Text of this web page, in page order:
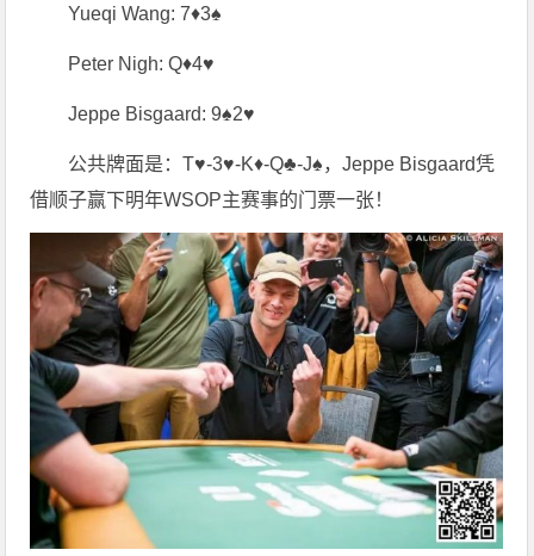
Yueqi Wang: 7♦3♠
Peter Nigh: Q♦4♥
Jeppe Bisgaard: 9♠2♥
公共牌面是：T♥-3♥-K♦-Q♣-J♠，Jeppe Bisgaard凭
借顺子赢下明年WSOP主赛事的门票一张！